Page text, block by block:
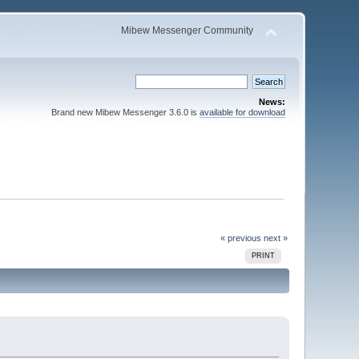
Mibew Messenger Community
News:
Brand new Mibew Messenger 3.6.0 is available for download
« previous next »
PRINT